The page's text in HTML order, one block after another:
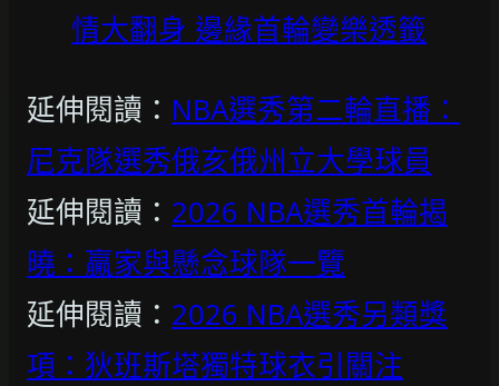
情大翻身 邊緣首輪變樂透籤
延伸閱讀： NBA選秀第二輪直播：
尼克隊選秀俄亥俄州立大學球員
延伸閱讀： 2026 NBA選秀首輪揭
曉：贏家與懸念球隊一覽
延伸閱讀： 2026 NBA選秀另類獎
項：狄班斯塔獨特球衣引關注